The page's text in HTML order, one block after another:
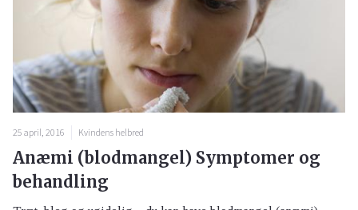
25 april, 2016 Kvindens helbred
Anæmi (blodmangel) Symptomer og
behandling